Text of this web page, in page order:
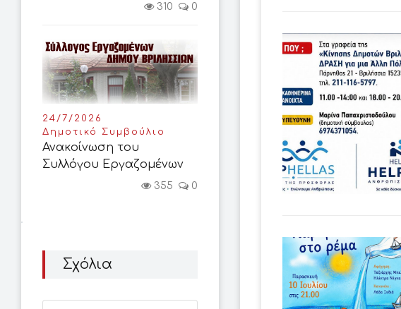
310 0
24/7/2026
Δημοτικό Συμβούλιο
Ανακοίνωση του
Συλλόγου Εργαζομένων
355 0
Σχόλια